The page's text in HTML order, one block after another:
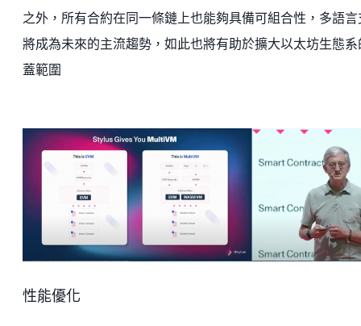
之外，所有合約在同一條鏈上也能夠具備可組合性，多語言
將成為未來的主流趨勢，如此也將有助於擴大以太坊生態系
蓋範圍
性能優化